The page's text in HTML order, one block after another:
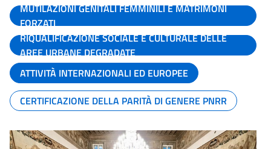
MUTILAZIONI GENITALI FEMMINILI E MATRIMONI
FORZATI
RIQUALIFICAZIONE SOCIALE E CULTURALE DELLE
AREE URBANE DEGRADATE
ATTIVITÀ INTERNAZIONALI ED EUROPEE
CERTIFICAZIONE DELLA PARITÀ DI GENERE PNRR